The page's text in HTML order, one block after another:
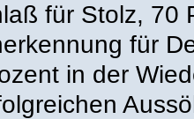
für Stolz, 70
für
in der